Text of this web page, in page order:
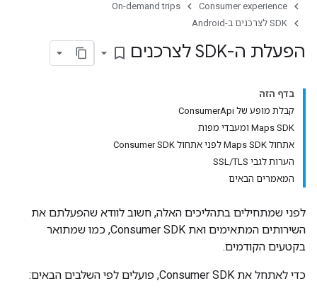
Consumer experience
On-demand trips
SDK לצרכנים ב-Android
הפעלת ה-SDK לצרכנים bookmark_border
בדף הזה
קבלת מופע של ConsumerApi
‫Maps SDK ומעבדי מפות
אתחול Maps SDK לפני אתחול Consumer SDK
הערות לגבי SSL/TLS
המאמרים הבאים
לפני שמתחילים בתהליכים האלה, חשוב לוודא שהפעלתם את
השירותים המתאימים ואת Consumer SDK, כמו שמתואר
בקטעים הקודמים.
כדי לאתחל את Consumer SDK, פועלים לפי השלבים הבאים: